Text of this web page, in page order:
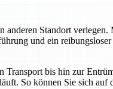
Standort verlegen.
und ein
Transport bis hin zur
So können Sie sich auf